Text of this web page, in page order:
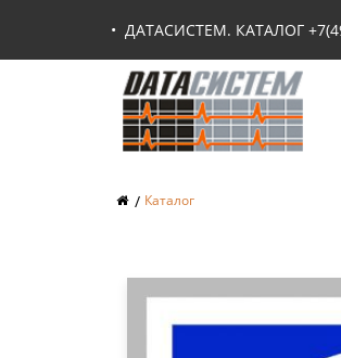
• ДАТАСИСТЕМ. КАТАЛОГ
Каталог